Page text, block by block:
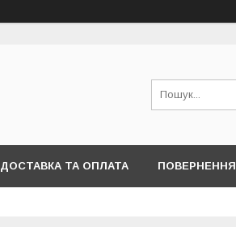
ДОСТАВКА ТА ОПЛАТА ПОВЕРНЕННЯ